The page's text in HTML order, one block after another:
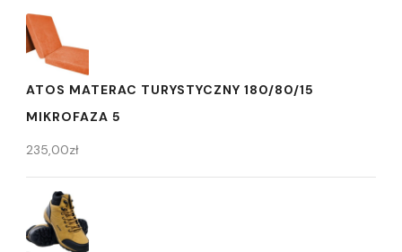
ATOS MATERAC TURYSTYCZNY 180/80/15
MIKROFAZA 5
235,00zł